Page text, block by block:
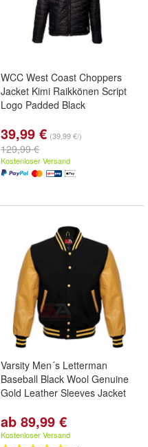
WCC West Coast Choppers
Jacket Kimi Raikkönen Script
Logo Padded Black
39,99 € (39,99 €/)
129,99 €
Kostenloser Versand
Varsity Men´s Letterman
Baseball Black Wool Genuine
Gold Leather Sleeves Jacket
ab 89,99 €
Kostenloser Versand